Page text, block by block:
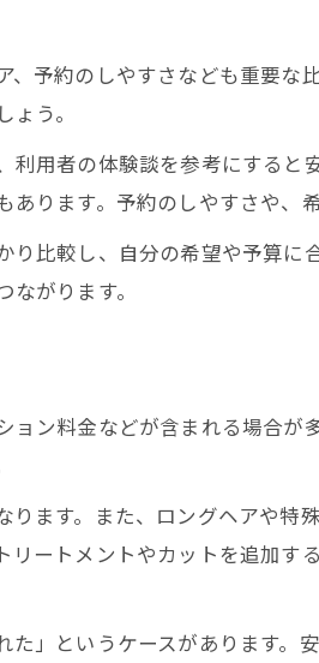
予約のしやすさなども重要な
う。
用者の体験談を参考にすると
ります。予約のしやすさや、
比較し、自分の希望や予算
がります。
ン料金などが含まれる場合が
ます。また、ロングヘアや特
ートメントやカットを追加す
」というケースがあります。